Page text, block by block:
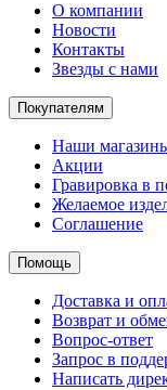
О компании
Новости
Контакты
Звезды с нами
Покупателям
Наши
Акции
Гравировка в
Желаемое
Соглашение
Помощь
Доставка и
Возврат и
Вопрос-ответ
Запрос в
Написать